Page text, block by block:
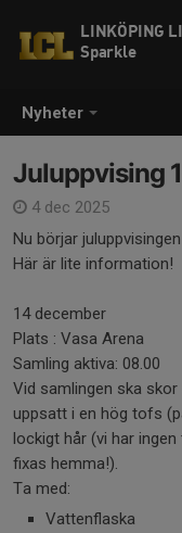
Nyheter
LINKÖPING
Sparkle
Juluppvising
4 dec 2025
Nu börjar
Här är lite information!
14 december
Plats : Vasa Arena
Samling aktiva: 08.00
Vid samlingen ska
uppsatt i en hög tofs
lockigt hår (vi har
fixas hemma!).
Ta med:
Vattenflaska